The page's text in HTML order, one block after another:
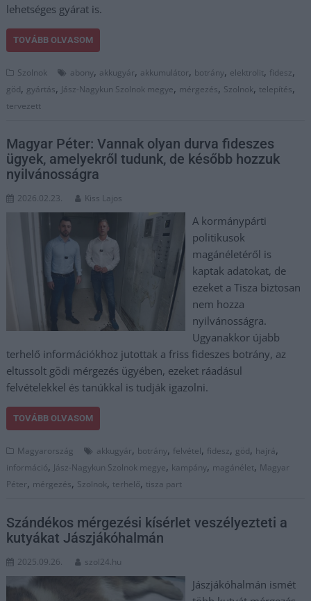
lehetséges gyárat is.
TOVÁBB OLVASOM
Szolnok abony, akkugyár, akkumulátor, botrány, elektrolit, fidesz,
göd, gyártás, Jász-Nagykun Szolnok megye, mérgezés, Szolnok, telepítés,
tervezett
Magyar Péter: Vannak olyan durva fideszes
ügyek, amelyekről tudunk, de később hozzuk
nyilvánosságra
2026.02.23. Kiss Lajos
A kormánypárti
politikusok
magánéletéről is
kaptak adatokat, de
ezeket a Tisza biztosan
nem hozza
nyilvánosságra.
Ugyanakkor újabb
terhelő információkhoz jutottak a friss fideszes botrány, az
eltussolt gödi mérgezés ügyében, ezeket ráadásul
felvételekkel és tanúkkal is tudják igazolni.
TOVÁBB OLVASOM
Magyarország akkugyár, botrány, felvétel, fidesz, göd, hajrá,
információ, Jász-Nagykun Szolnok megye, kampány, magánélet, Magyar
Péter, mérgezés, Szolnok, terhelő, tisza part
Szándékos mérgezési kísérlet veszélyezteti a
kutyákat Jászjákóhalmán
2025.09.26. szol24.hu
Jászjákóhalmán ismét